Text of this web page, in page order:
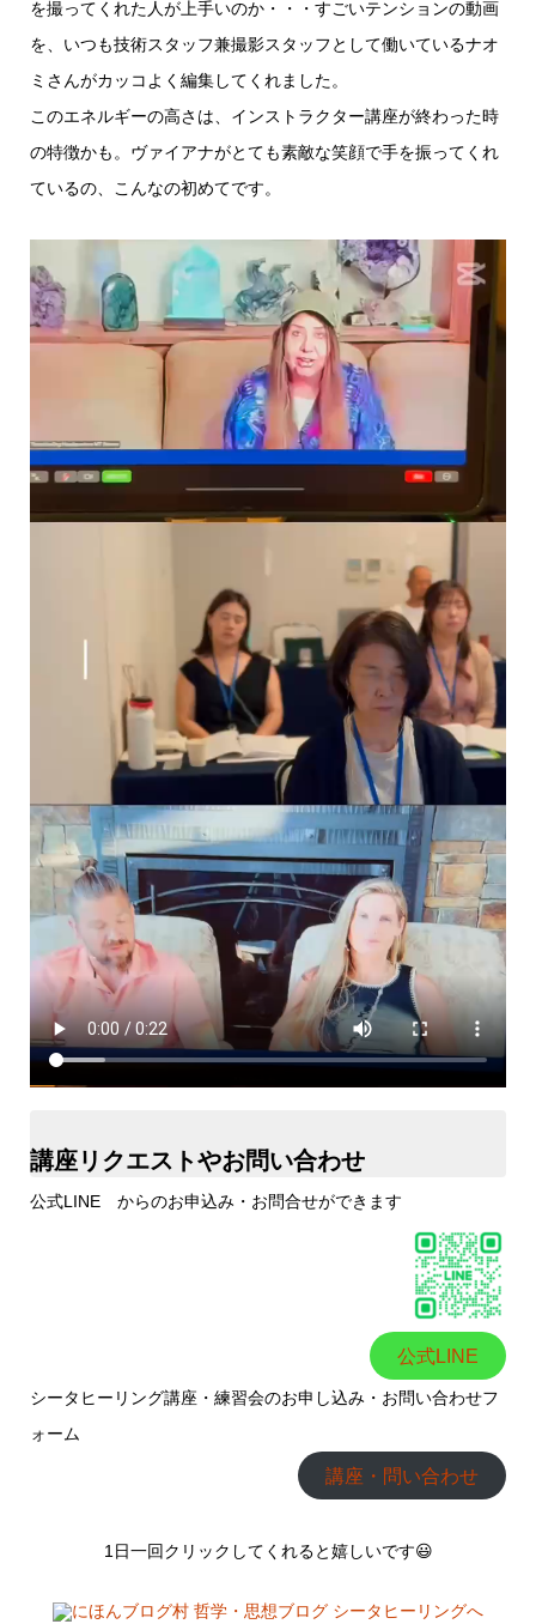
を撮ってくれた人が上手いのか・・・すごいテンションの動画
を、いつも技術スタッフ兼撮影スタッフとして働いているナオ
ミさんがカッコよく編集してくれました。
このエネルギーの高さは、インストラクター講座が終わった時
の特徴かも。ヴァイアナがとても素敵な笑顔で手を振ってくれ
ているの、こんなの初めてです。
講座リクエストやお問い合わせ
公式LINE からのお申込み・お問合せができます
公式LINE
シータヒーリング講座・練習会のお申し込み・お問い合わせフ
ォーム
講座・問い合わせ
1日一回クリックしてくれると嬉しいです😃